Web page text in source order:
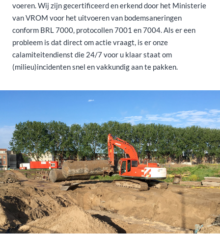
voeren. Wij zijn gecertificeerd en erkend door het Ministerie
van VROM voor het uitvoeren van bodemsaneringen
conform BRL 7000, protocollen 7001 en 7004. Als er een
probleem is dat direct om actie vraagt, is er onze
calamiteitendienst die 24/7 voor u klaar staat om
(milieu)incidenten snel en vakkundig aan te pakken.